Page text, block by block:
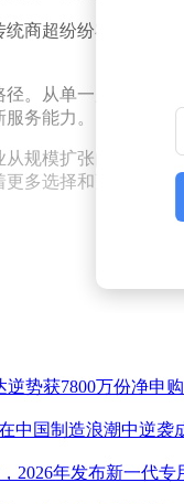
商超纷纷布局生鲜
。从单一火锅食材
务能力。
规模扩张向效率提
多选择和更优质的火
势获7800万份净申购
中国制造浪潮中逆袭
2026年发布新一代专